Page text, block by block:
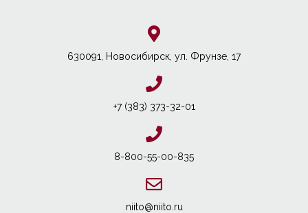
630091, Новосибирcк, ул. Фрунзе, 17
+7 (383) 373-32-01
8-800-55-00-835
niito@niito.ru